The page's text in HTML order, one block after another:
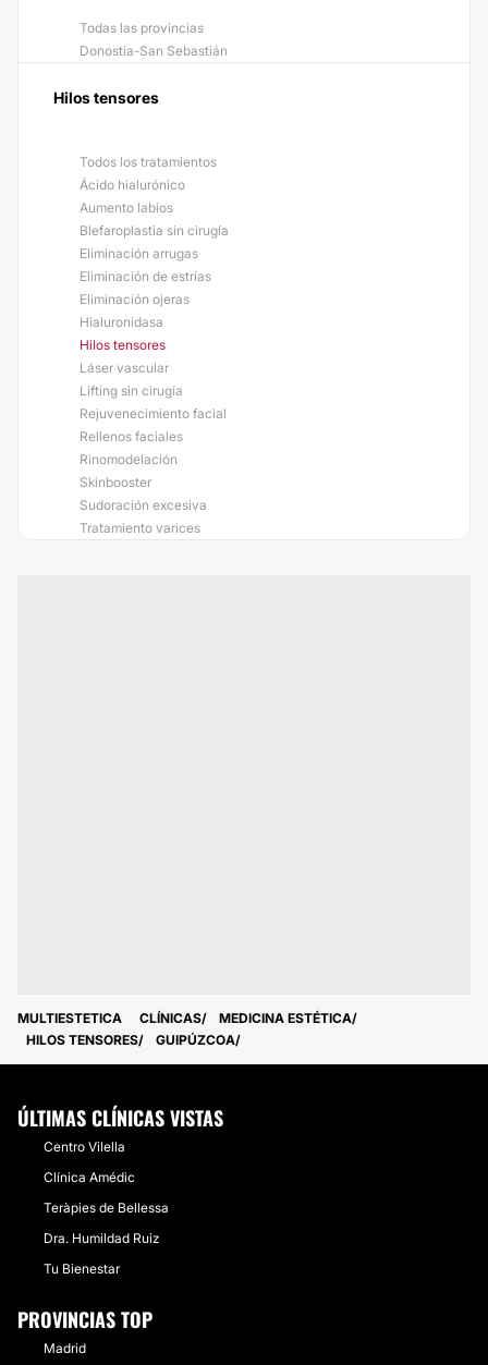
Todas las provincias
Donostia-San Sebastián
Hilos tensores
Todos los tratamientos
Ácido hialurónico
Aumento labios
Blefaroplastia sin cirugía
Eliminación arrugas
Eliminación de estrías
Eliminación ojeras
Hialuronidasa
Hilos tensores
Láser vascular
Lifting sin cirugía
Rejuvenecimiento facial
Rellenos faciales
Rinomodelación
Skinbooster
Sudoración excesiva
Tratamiento varices
MULTIESTETICA CLÍNICAS
MEDICINA ESTÉTICA
HILOS TENSORES
GUIPÚZCOA
ÚLTIMAS CLÍNICAS VISTAS
Centro Vilella
Clínica Amédic
Teràpies de Bellessa
Dra. Humildad Ruiz
Tu Bienestar
PROVINCIAS TOP
Madrid